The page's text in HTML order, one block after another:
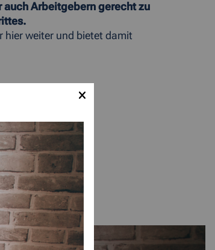
Arbeitgebern gerecht zu
hier weiter und bietet damit